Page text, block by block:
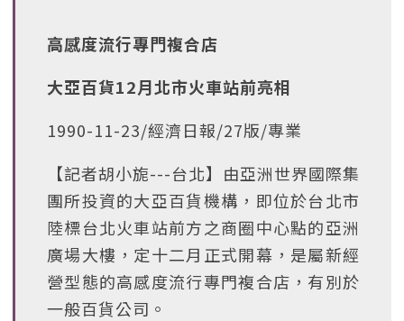
高感度流行專門複合店
大亞百貨12月北市火車站前亮相
1990-11-23/經濟日報/27版/專業
【記者胡小旎---台北】由亞洲世界國際集
團所投資的大亞百貨機構，即位於台北市
陸標台北火車站前方之商圈中心點的亞洲
廣場大樓，定十二月正式開幕，是屬新經
營型態的高感度流行專門複合店，有別於
一般百貨公司。